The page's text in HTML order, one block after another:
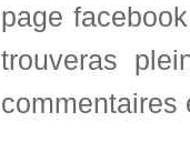
page
trouveras